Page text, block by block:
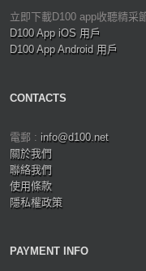
立即下載D100 app收聽精采
D100 App iOS 用戶
D100 App Android 用戶
CONTACTS
電郵 : info@d100.net
關於我們
聯絡我們
使用條款
隱私權政策
PAYMENT INFO